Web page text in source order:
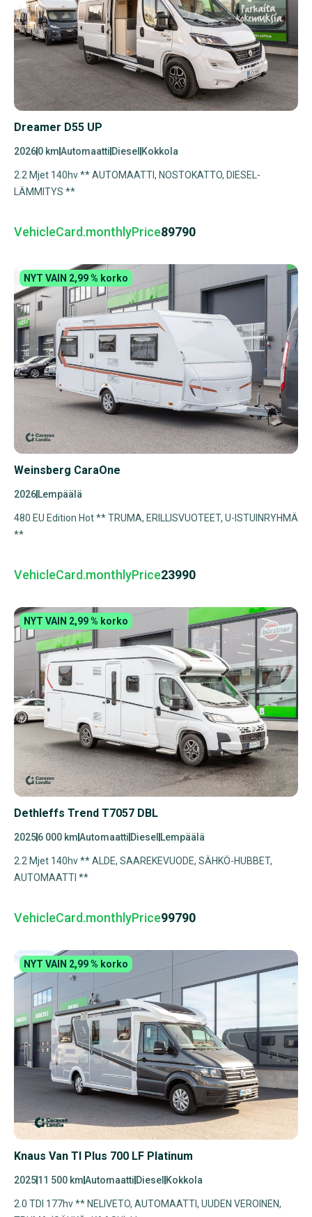
Dreamer D55 UP
20260 kmAutomaatti Diesel Kokkola
2.2 Mjet 140hv ** AUTOMAATTI, NOSTOKATTO, DIESEL-
LÄMMITYS **
VehicleCard.monthlyPrice89790
NYT VAIN 2,99 % korko
Weinsberg CaraOne
2026 Lempäälä
480 EU Edition Hot ** TRUMA, ERILLISVUOTEET, U-ISTUINRYHMÄ
**
VehicleCard.monthlyPrice23990
NYT VAIN 2,99 % korko
Dethleffs Trend T7057 DBL
20256 000 kmAutomaatti Diesel Lempäälä
2.2 Mjet 140hv ** ALDE, SAAREKEVUODE, SÄHKÖ-HUBBET,
AUTOMAATTI **
VehicleCard.monthlyPrice99790
NYT VAIN 2,99 % korko
Knaus Van TI Plus 700 LF Platinum
202511 500 kmAutomaatti Diesel Kokkola
2.0 TDI 177hv ** NELIVETO, AUTOMAATTI, UUDEN VEROINEN,